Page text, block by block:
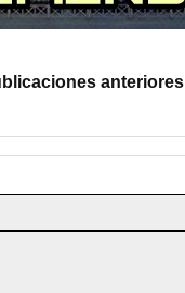
anteriores